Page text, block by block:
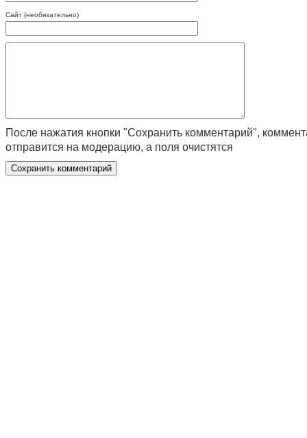
Сайт (необязательно)
После нажатия кнопки "Сохранить комментарий",
отправится на модерацию, а поля очистятся